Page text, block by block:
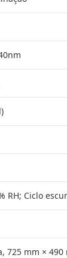
RH; Ciclo
725 mm × 490